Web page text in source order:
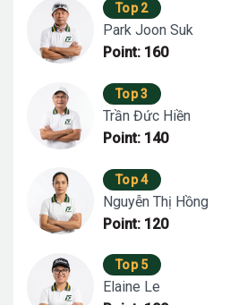
Top 2
Park Joon Suk
Point: 160
Top 3
Trần Đức Hiền
Point: 140
Top 4
Nguyễn Thị Hồng
Point: 120
Top 5
Elaine Le